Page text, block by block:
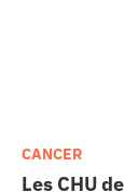
Les CHU
CANCER